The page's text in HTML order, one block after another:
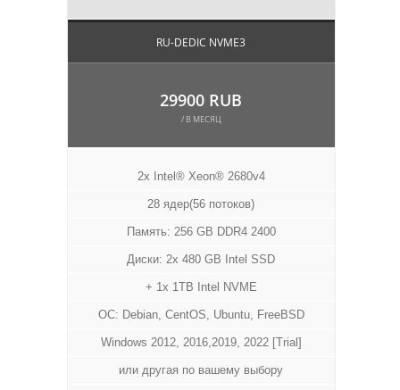
RU-DEDIC NVME3
29900 RUB
/ В МЕСЯЦ
2x Intel® Xeon® 2680v4
28 ядер(56 потоков)
Память: 256 GB DDR4 2400
Диски: 2x 480 GB Intel SSD
+ 1x 1TB Intel NVME
ОС: Debian, CentOS, Ubuntu, FreeBSD
Windows 2012, 2016,2019, 2022 [Trial]
или другая по вашему выбору